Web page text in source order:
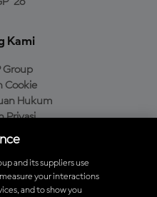
Kami
Group
Cookie
Hukum
Privasi
MotoGP™
and its suppliers use
your interactions
and to show you